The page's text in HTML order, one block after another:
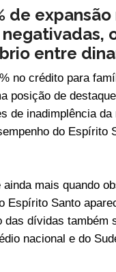
de
negativadas,
entre
no crédito para
posição de
de inadimplência
do Espírito
mais quando
Espírito Santo
dívidas também
nacional e do